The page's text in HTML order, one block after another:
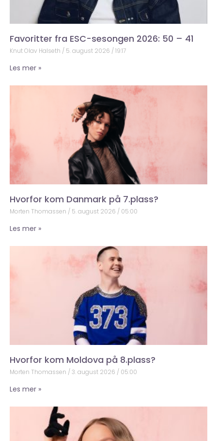
Favoritter fra ESC-sesongen 2026: 50 – 41
Knut Olav Halseth 5. august 2026 19:17
Les mer »
Hvorfor kom Danmark på 7.plass?
Morten Thomassen 5. august 2026 05:00
Les mer »
Hvorfor kom Moldova på 8.plass?
Morten Thomassen 3. august 2026 05:00
Les mer »